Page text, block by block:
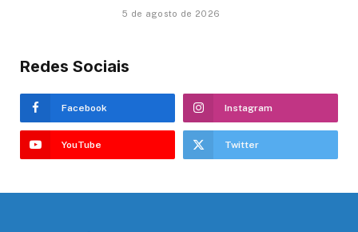
5 de agosto de 2026
Redes Sociais
Facebook Instagram
YouTube Twitter